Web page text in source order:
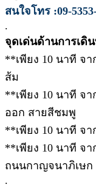
สนใจโทร :09-
.
จุดเด่นด้านการเดิ
**เพียง 10 นาที จ
ส้ม
**เพียง 10 นาที จ
ออก สายสีชมพู
**เพียง 10 นาที จ
**เพียง 10 นาที จ
ถนนกาญจนาภิเษก
.